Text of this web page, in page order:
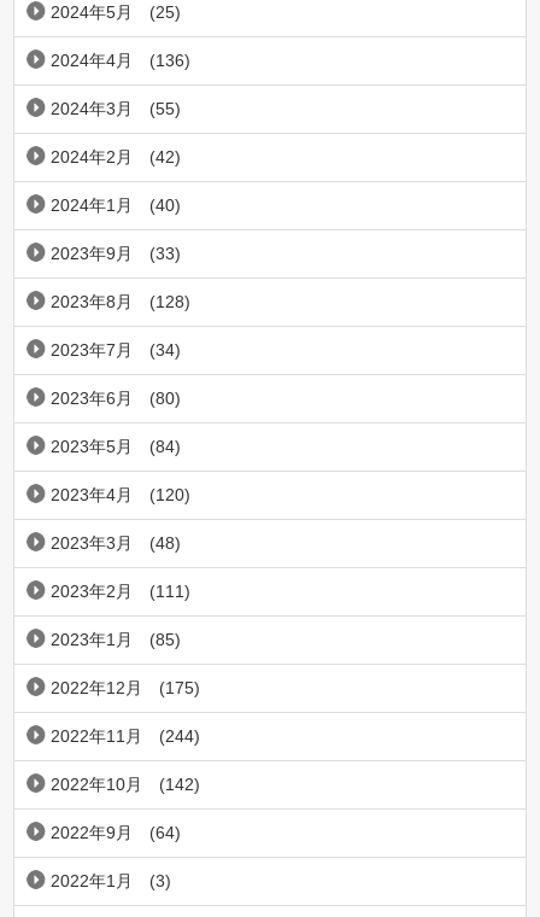
2024年5月 (25)
2024年4月 (136)
2024年3月 (55)
2024年2月 (42)
2024年1月 (40)
2023年9月 (33)
2023年8月 (128)
2023年7月 (34)
2023年6月 (80)
2023年5月 (84)
2023年4月 (120)
2023年3月 (48)
2023年2月 (111)
2023年1月 (85)
2022年12月 (175)
2022年11月 (244)
2022年10月 (142)
2022年9月 (64)
2022年1月 (3)